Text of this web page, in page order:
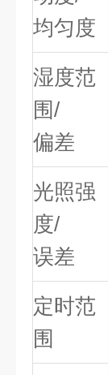
均匀度
湿度范
围/
偏差
光照强
度/
误差
定时范
围